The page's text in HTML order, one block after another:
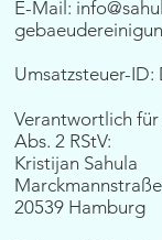
E-Mail:
Umsatzsteuer-ID:
Verantwortlich für
Abs. 2 RStV:
Kristijan Sahula
20539 Hamburg